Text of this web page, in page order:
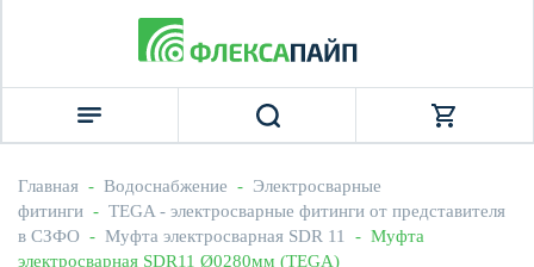
Главная - Водоснабжение - Электросварные
фитинги - TEGA - электросварные фитинги от представителя
в СЗФО - Муфта электросварная SDR 11
-  Муфта
электросварная SDR11 Ø0280мм (TEGA)